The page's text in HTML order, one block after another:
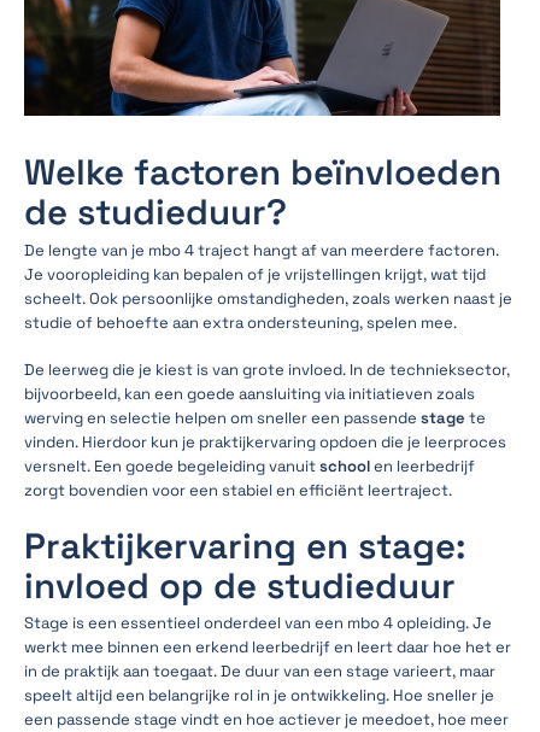
Welke factoren beïnvloeden
de studieduur?
De lengte van je mbo 4 traject hangt af van meerdere factoren.
Je vooropleiding kan bepalen of je vrijstellingen krijgt, wat tijd
scheelt. Ook persoonlijke omstandigheden, zoals werken naast je
studie of behoefte aan extra ondersteuning, spelen mee.
De leerweg die je kiest is van grote invloed. In de technieksector,
bijvoorbeeld, kan een goede aansluiting via initiatieven zoals
werving en selectie helpen om sneller een passende stage te
vinden. Hierdoor kun je praktijkervaring opdoen die je leerproces
versnelt. Een goede begeleiding vanuitschoolen leerbedrijf
zorgt bovendien voor een stabiel en efficiënt leertraject.
Praktijkervaring en stage:
invloed op de studieduur
Stage is een essentieel onderdeel van een mbo 4 opleiding. Je
werkt mee binnen een erkend leerbedrijf en leert daar hoe het er
in de praktijk aan toegaat. De duur van een stage varieert, maar
speelt altijd een belangrijke rol in je ontwikkeling. Hoe sneller je
een passende stage vindt en hoe actiever je meedoet, hoe meer